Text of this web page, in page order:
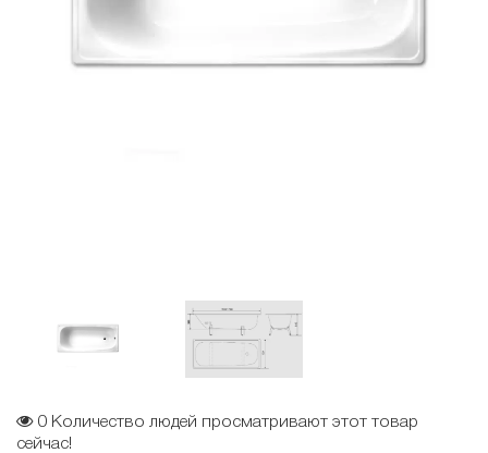
0 Количество людей просматривают этот товар
сейчас!